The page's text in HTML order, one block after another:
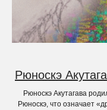
Рюноскэ
Рюноскэ Акутагава
Рюноскэ, что означает